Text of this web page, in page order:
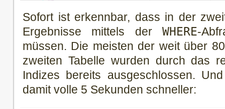
Sofort ist erkennbar, dass in der
Ergebnisse mittels derWHERE-
müssen. Die meisten der weit über
zweiten Tabelle wurden durch das
Indizes bereits ausgeschlossen.
damit volle 5 Sekunden schneller: